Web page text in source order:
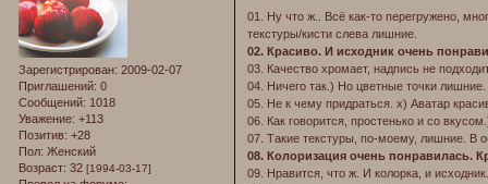
Зарегистрирован: 2009-02-07
Приглашений: 0
Сообщений: 1018
Уважение: +113
Позитив: +28
Пол: Женский
Возраст: 32 [1994-03-17]
01. Ну что ж.. Всё как-то перегружено,
текстуры/кисти слева лишние.
02. Красиво. И исходник очень
03. Качество хромает, надпись не
04. Ничего так.) Но цветные точки лишние.
05. Не к чему придраться. х) Аватар
06. Как говорится, простенько и со
07. Такие текстуры, по-моему, лишние. В
08. Колоризация очень понравилась.
09. Нравится, что ж. И колорка, и